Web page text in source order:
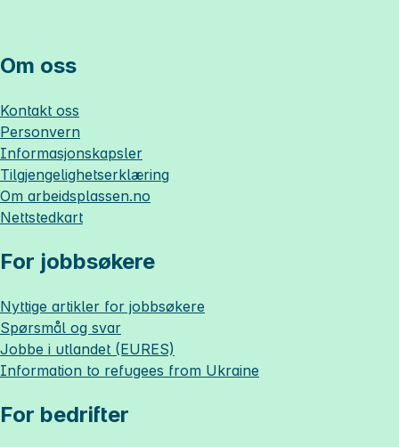
Om oss
Kontakt oss
Personvern
Informasjonskapsler
Tilgjengelighetserklæring
Om arbeidsplassen.no
Nettstedkart
For jobbsøkere
Nyttige artikler for jobbsøkere
Spørsmål og svar
Jobbe i utlandet (EURES)
Information to refugees from Ukraine
For bedrifter